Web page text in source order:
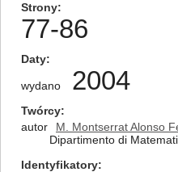
Strony
77-86
Daty
wydano 2004
Twórcy
autor
M. Montserrat Alonso
Dipartimento di
Identyfikatory